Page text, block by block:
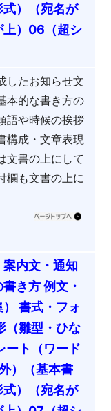
）（宛名が
上）06（超シ
したお知らせ文
本的な書き方の
語や時候の挨拶
構成・文章表現
文書の上にして
欄も文書の上に
内文・通知
き方 例文・
書式・フォ
（雛型・ひな
ート（ワード
）（基本書
）（宛名が